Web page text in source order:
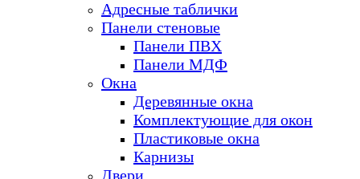
Адресные таблички
Панели стеновые
Панели ПВХ
Панели МДФ
Окна
Деревянные окна
Комплектующие для окон
Пластиковые окна
Карнизы
Двери